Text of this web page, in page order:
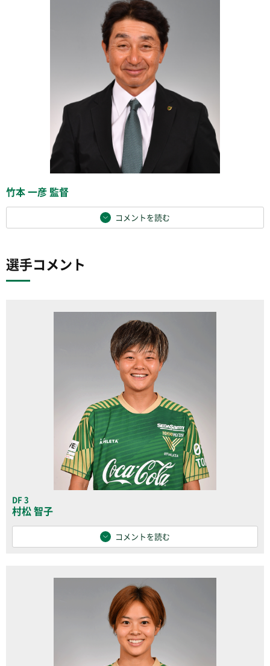
竹本 一彦 監督
コメントを読む
選手コメント
DF 3
村松 智子
コメントを読む